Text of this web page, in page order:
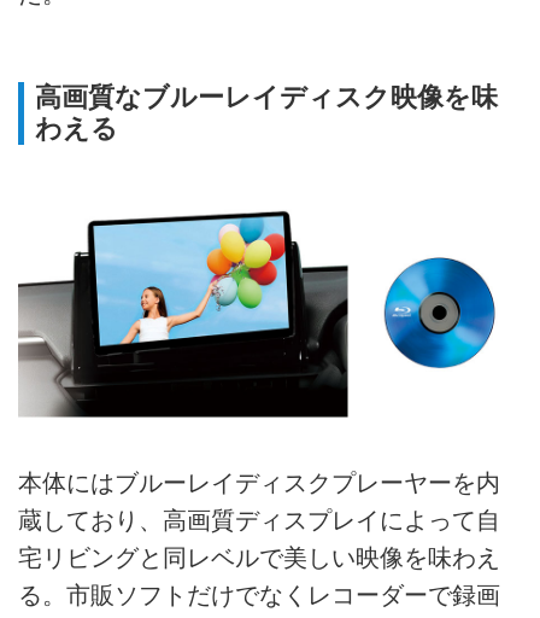
高画質なブルーレイディスク映像を味
わえる
本体にはブルーレイディスクプレーヤーを内
蔵しており、高画質ディスプレイによって自
宅リビングと同レベルで美しい映像を味わえ
る。市販ソフトだけでなくレコーダーで録画